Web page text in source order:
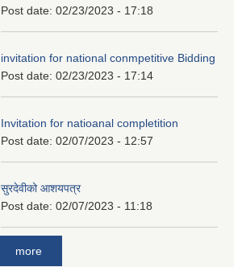
Post date: 02/23/2023 - 17:18
invitation for national conmpetitive Bidding
Post date: 02/23/2023 - 17:14
Invitation for natioanal completition
Post date: 02/07/2023 - 12:57
सुरदेवीको आशयपत्र
Post date: 02/07/2023 - 11:18
more